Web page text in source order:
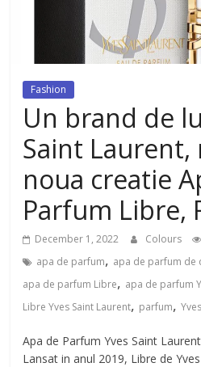
dezvoltat, cu
dispozitiv pentru
Fashion
Un brand de
Saint Laurent,
noua creatie
Parfum Libre,
December 1, 2022 Colours
apa de parfum, apa de parfum de
apa de parfum Libre, apa de parfum
Libre Yves Saint Laurent, parfum,
Apa de Parfum Yves Saint
Lansat in anul 2019, Libre de